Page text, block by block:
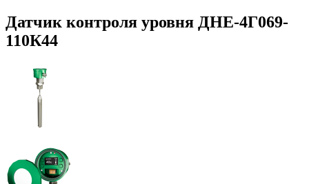
Датчик контроля уровня ДНЕ-4Г069-
110К44